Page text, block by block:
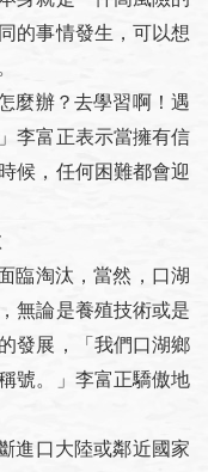
的事情發生，可以想
辦？去學習啊！遇
李富正表示當擁有信
候，任何困難都會迎
淘汰，當然，口湖
無論是養殖技術或是
發展，「我們口湖鄉
號。」李富正驕傲地
口大陸或鄰近國家